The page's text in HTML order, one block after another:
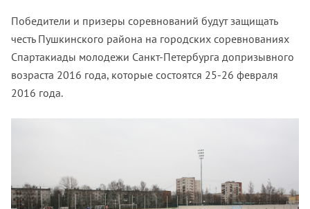
Победители и призеры соревнований будут защищать
честь Пушкинского района на городских соревнованиях
Спартакиады молодежи Санкт-Петербурга допризывного
возраста 2016 года, которые состоятся 25-26 февраля
2016 года.